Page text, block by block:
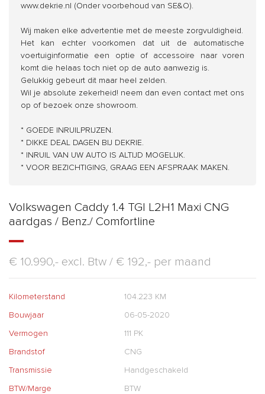
www.dekrie.nl (Onder voorbehoud van SE&O).
Wij maken elke advertentie met de meeste zorgvuldigheid.
Het kan echter voorkomen dat uit de automatische
voertuiginformatie een optie of accessoire naar voren
komt die helaas toch niet op de auto aanwezig is.
Gelukkig gebeurt dit maar heel zelden.
Wil je absolute zekerheid! neem dan even contact met ons
op of bezoek onze showroom.
* GOEDE INRUILPRIJZEN.
* DIKKE DEAL DAGEN BIJ DEKRIE.
* INRUIL VAN UW AUTO IS ALTIJD MOGELIJK.
* VOOR BEZICHTIGING, GRAAG EEN AFSPRAAK MAKEN.
Volkswagen Caddy 1.4 TGI L2H1 Maxi CNG
aardgas / Benz./ Comfortline
€ 10.990,- excl. Btw / € 192,- per maand
Kilometerstand
104.223 KM
Bouwjaar
06-05-2020
Vermogen
111 PK
Brandstof
CNG
Transmissie
Handgeschakeld
BTW/Marge
BTW